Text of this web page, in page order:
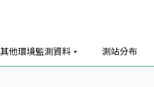
其他環境監測資料 測站分布